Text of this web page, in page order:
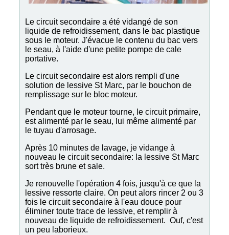
Le circuit secondaire a été vidangé de son
liquide de refroidissement, dans le bac plastique
sous le moteur. J'évacue le contenu du bac vers
le seau, à l'aide d'une petite pompe de cale
portative.
Le circuit secondaire est alors rempli d'une
solution de lessive St Marc, par le bouchon de
remplissage sur le bloc moteur.
Pendant que le moteur tourne, le circuit primaire,
est alimenté par le seau, lui même alimenté par
le tuyau d'arrosage.
Après 10 minutes de lavage, je vidange à
nouveau le circuit secondaire: la lessive St Marc
sort très brune et sale.
Je renouvelle l'opération 4 fois, jusqu'à ce que la
lessive ressorte claire. On peut alors rincer 2 ou 3
fois le circuit secondaire à l'eau douce pour
éliminer toute trace de lessive, et remplir à
nouveau de liquide de refroidissement. Ouf, c'est
un peu laborieux.